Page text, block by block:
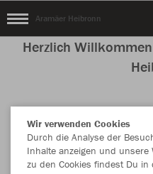
Aramäer Heibronn
Herzlich
Nachhaltig
Wir verwenden Cookies
Durch die Analyse der
Inhalte anzeigen und unsere
zu den Cookies findest Du in